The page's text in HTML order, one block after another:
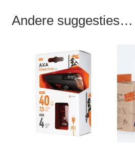
Andere suggesties…